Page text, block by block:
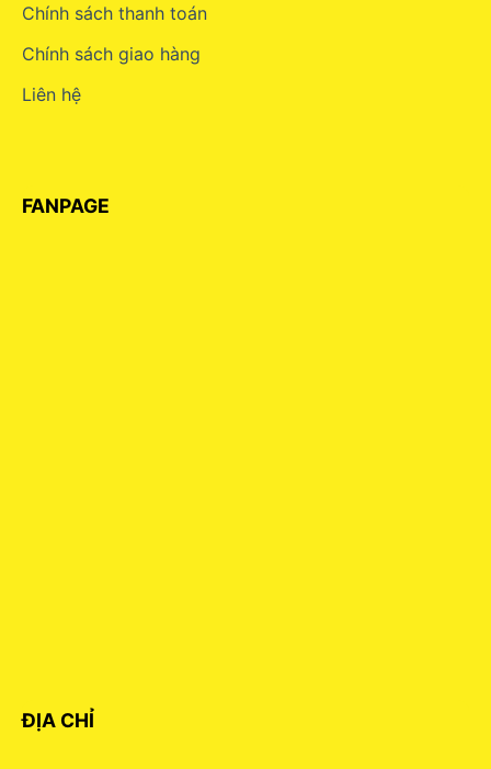
Chính sách thanh toán
Chính sách giao hàng
Liên hệ
FANPAGE
ĐỊA CHỈ